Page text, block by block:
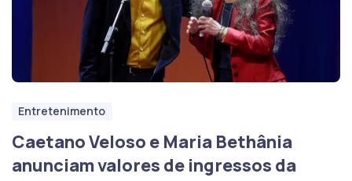
Entretenimento
Caetano Veloso e Maria Bethânia
anunciam valores de ingressos da